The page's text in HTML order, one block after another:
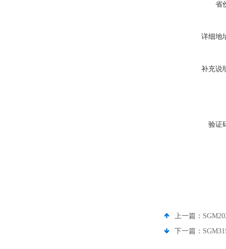
省
详细地
补充说
验证
上一篇：
下一篇：